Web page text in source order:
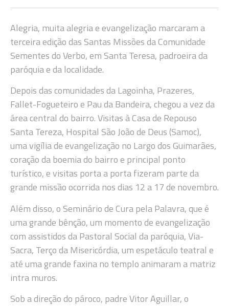
Alegria, muita alegria e evangelização marcaram a
terceira edição das Santas Missões da Comunidade
Sementes do Verbo, em Santa Teresa, padroeira da
paróquia e da localidade.
Depois das comunidades da Lagoinha, Prazeres,
Fallet-Fogueteiro e Pau da Bandeira, chegou a vez da
área central do bairro. Visitas à Casa de Repouso
Santa Tereza, Hospital São João de Deus (Samoc),
uma vigília de evangelização no Largo dos Guimarães,
coração da boemia do bairro e principal ponto
turístico, e visitas porta a porta fizeram parte da
grande missão ocorrida nos dias 12 a 17 de novembro.
Além disso, o Seminário de Cura pela Palavra, que é
uma grande bênção, um momento de evangelização
com assistidos da Pastoral Social da paróquia, Via-
Sacra, Terço da Misericórdia, um espetáculo teatral e
até uma grande faxina no templo animaram a matriz
intra muros.
Sob a direção do pároco, padre Vitor Aguillar, o